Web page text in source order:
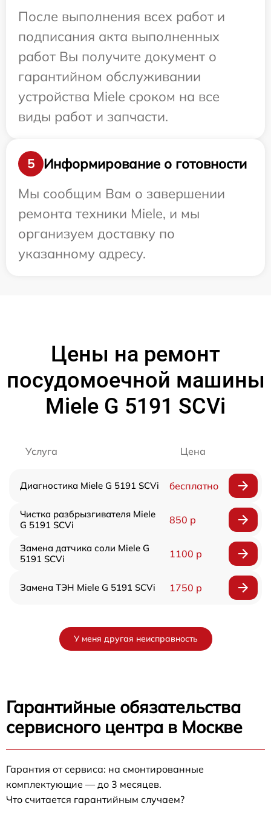
После выполнения всех работ и
подписания акта выполненных
работ Вы получите документ о
гарантийном обслуживании
устройства Miele сроком на все
виды работ и запчасти.
5
Информирование о готовности
Мы сообщим Вам о завершении
ремонта техники Miele, и мы
организуем доставку по
указанному адресу.
Цены на ремонт
посудомоечной машины
Miele G 5191 SCVi
Услуга Цена
Диагностика Miele G 5191 SCVi бесплатно
Чистка разбрызгивателя Miele
G 5191 SCVi
850 р
Замена датчика соли Miele G
5191 SCVi
1100 р
Замена ТЭН Miele G 5191 SCVi 1750 р
У меня другая неисправность
Гарантийные обязательства
сервисного центра в Москве
Гарантия от сервиса: на смонтированные
комплектующие — до 3 месяцев.
Что считается гарантийным случаем?